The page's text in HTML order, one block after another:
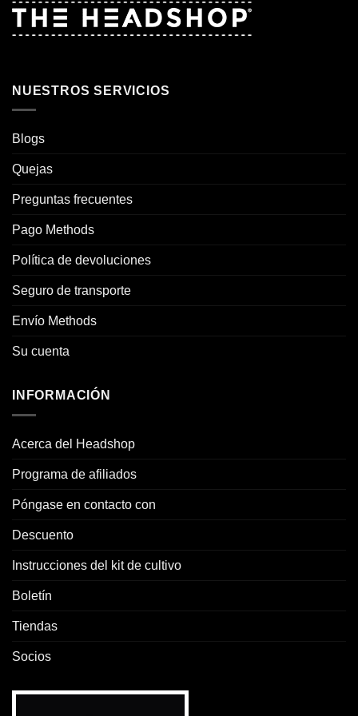
NUESTROS SERVICIOS
Blogs
Quejas
Preguntas frecuentes
Pago Methods
Política de devoluciones
Seguro de transporte
Envío Methods
Su cuenta
INFORMACIÓN
Acerca del Headshop
Programa de afiliados
Póngase en contacto con
Descuento
Instrucciones del kit de cultivo
Boletín
Tiendas
Socios